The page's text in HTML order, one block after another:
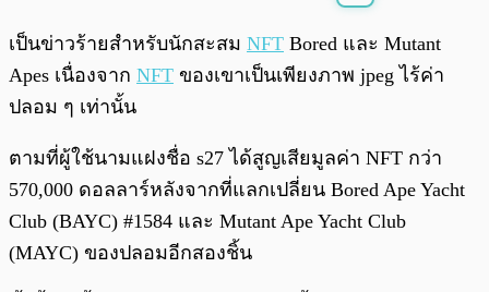
พร้อมเล่น
เป็นข่าวร้ายสำหรับนักสะสม NFT Bored และ Mutant
Apes เนื่องจาก NFT ของเขาเป็นเพียงภาพ jpeg ไร้ค่า
ปลอม ๆ เท่านั้น
ตามที่ผู้ใช้นามแฝงชื่อ s27 ได้สูญเสียมูลค่า NFT กว่า
570,000 ดอลลาร์หลังจากที่แลกเปลี่ยน Bored Ape Yacht
Club (BAYC) #1584 และ Mutant Ape Yacht Club
(MAYC) ของปลอมอีกสองชิ้น